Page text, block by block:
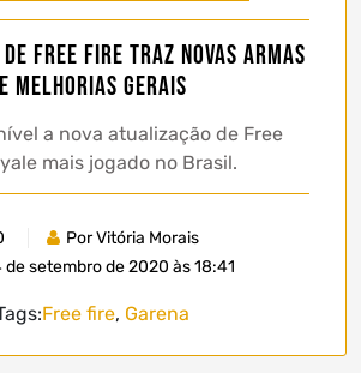
Free Fire traz novas armas
e melhorias gerais
a nova atualização de Free
mais jogado no Brasil.
Por Vitória Morais
de setembro de 2020 às 18:41
Free fire, Garena